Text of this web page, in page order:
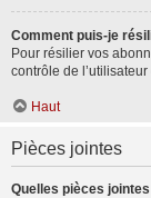
Comment puis-je
Pour résilier vos
contrôle de
Haut
Pièces jointes
Quelles pièces